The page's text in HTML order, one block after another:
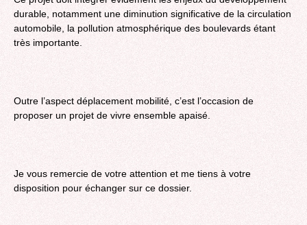
durable, notamment une diminution significative de la circulation
automobile, la pollution atmosphérique des boulevards étant
très importante.
Outre l’aspect déplacement mobilité, c’est l’occasion de
proposer un projet de vivre ensemble apaisé.
Je vous remercie de votre attention et me tiens à votre
disposition pour échanger sur ce dossier.